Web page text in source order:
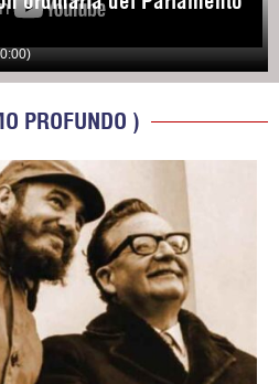
PROFUNDO )